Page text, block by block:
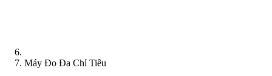
Máy Đo Đa Chỉ Tiêu